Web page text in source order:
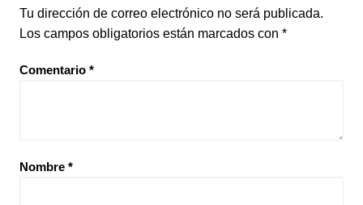
Tu dirección de correo electrónico no será publicada.
Los campos obligatorios están marcados con *
Comentario *
Nombre *